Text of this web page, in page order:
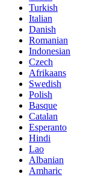
Turkish
Italian
Danish
Romanian
Indonesian
Czech
Afrikaans
Swedish
Polish
Basque
Catalan
Esperanto
Hindi
Lao
Albanian
Amharic